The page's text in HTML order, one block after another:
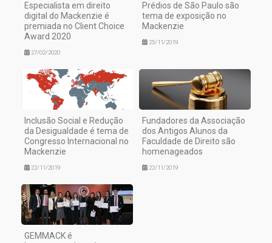
Especialista em direito
digital do Mackenzie é
premiada no Client Choice
Award 2020
27/02/2020
Prédios de São Paulo são
tema de exposição no
Mackenzie
25/11/2019
Inclusão Social e Redução
da Desigualdade é tema de
Congresso Internacional no
Mackenzie
22/11/2019
Fundadores da Associação
dos Antigos Alunos da
Faculdade de Direito são
homenageados
22/11/2019
GEMMACK é